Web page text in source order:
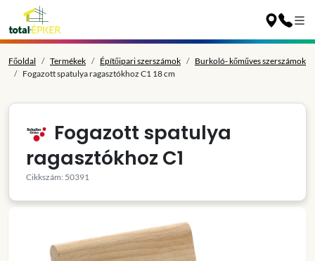
Főoldal Termékek Építőipari szerszámok
Burkoló- kőműves szerszámok
Fogazott spatulya ragasztókhoz C1 18 cm
Fogazott spatulya
ragasztókhoz C1
Cikkszám: 50391